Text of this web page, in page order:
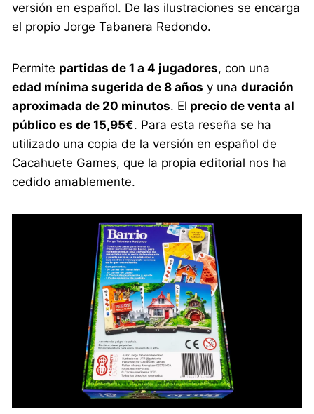
versión en español. De las ilustraciones se encarga
el propio Jorge Tabanera Redondo.
Permite partidas de 1 a 4 jugadores, con una
edad mínima sugerida de 8 años y unaduración
aproximada de 20 minutos. El precio de venta al
público es de 15,95€. Para esta reseña se ha
utilizado una copia de la versión en español de
Cacahuete Games, que la propia editorial nos ha
cedido amablemente.